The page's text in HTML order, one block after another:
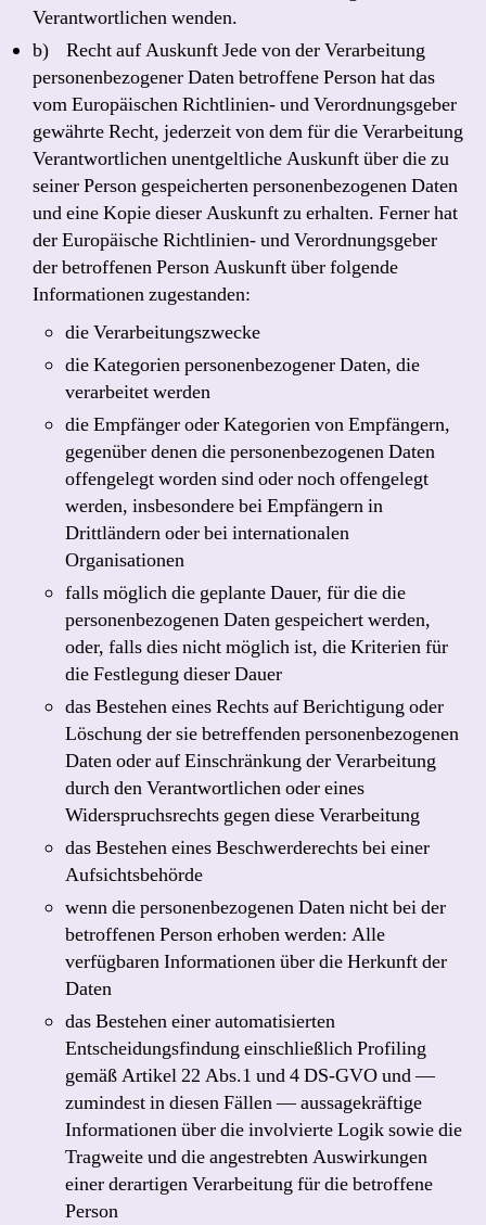
Verantwortlichen wenden.
b) Recht auf Auskunft Jede von der Verarbeitung
personenbezogener Daten betroffene Person hat das
vom Europäischen Richtlinien- und Verordnungsgeber
gewährte Recht, jederzeit von dem für die Verarbeitung
Verantwortlichen unentgeltliche Auskunft über die zu
seiner Person gespeicherten personenbezogenen Daten
und eine Kopie dieser Auskunft zu erhalten. Ferner hat
der Europäische Richtlinien- und Verordnungsgeber
der betroffenen Person Auskunft über folgende
Informationen zugestanden:
die Verarbeitungszwecke
die Kategorien personenbezogener Daten, die
verarbeitet werden
die Empfänger oder Kategorien von Empfängern,
gegenüber denen die personenbezogenen Daten
offengelegt worden sind oder noch offengelegt
werden, insbesondere bei Empfängern in
Drittländern oder bei internationalen
Organisationen
falls möglich die geplante Dauer, für die die
personenbezogenen Daten gespeichert werden,
oder, falls dies nicht möglich ist, die Kriterien für
die Festlegung dieser Dauer
das Bestehen eines Rechts auf Berichtigung oder
Löschung der sie betreffenden personenbezogenen
Daten oder auf Einschränkung der Verarbeitung
durch den Verantwortlichen oder eines
Widerspruchsrechts gegen diese Verarbeitung
das Bestehen eines Beschwerderechts bei einer
Aufsichtsbehörde
wenn die personenbezogenen Daten nicht bei der
betroffenen Person erhoben werden: Alle
verfügbaren Informationen über die Herkunft der
Daten
das Bestehen einer automatisierten
Entscheidungsfindung einschließlich Profiling
gemäß Artikel 22 Abs.1 und 4 DS-GVO und —
zumindest in diesen Fällen — aussagekräftige
Informationen über die involvierte Logik sowie die
Tragweite und die angestrebten Auswirkungen
einer derartigen Verarbeitung für die betroffene
Person